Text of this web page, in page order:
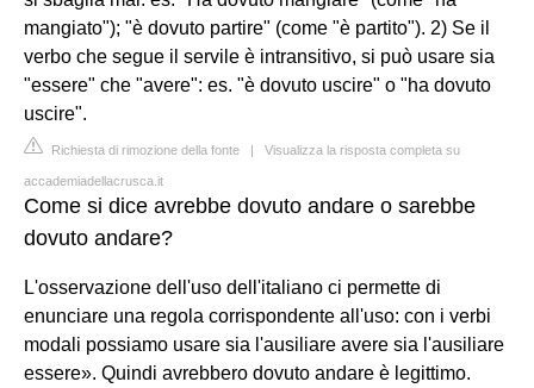
mangiato"); "è dovuto partire" (come "è partito"). 2) Se il
verbo che segue il servile è intransitivo, si può usare sia
"essere" che "avere": es. "è dovuto uscire" o "ha dovuto
uscire".
Richiesta di rimozione della fonte | Visualizza la risposta completa su
accademiadellacrusca.it
Come si dice avrebbe dovuto andare o sarebbe
dovuto andare?
L'osservazione dell'uso dell'italiano ci permette di
enunciare una regola corrispondente all'uso: con i verbi
modali possiamo usare sia l'ausiliare avere sia l'ausiliare
essere». Quindi avrebbero dovuto andare è legittimo.